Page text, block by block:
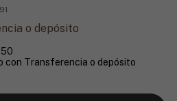
o depósito
con Transferencia o depósito